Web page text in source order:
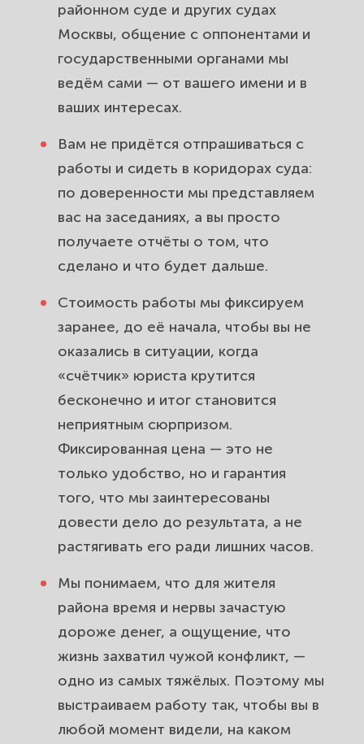
районном суде и других судах
Москвы, общение с оппонентами и
государственными органами мы
ведём сами — от вашего имени и в
ваших интересах.
Вам не придётся отпрашиваться с
работы и сидеть в коридорах суда:
по доверенности мы представляем
вас на заседаниях, а вы просто
получаете отчёты о том, что
сделано и что будет дальше.
Стоимость работы мы фиксируем
заранее, до её начала, чтобы вы не
оказались в ситуации, когда
«счётчик» юриста крутится
бесконечно и итог становится
неприятным сюрпризом.
Фиксированная цена — это не
только удобство, но и гарантия
того, что мы заинтересованы
довести дело до результата, а не
растягивать его ради лишних часов.
Мы понимаем, что для жителя
района время и нервы зачастую
дороже денег, а ощущение, что
жизнь захватил чужой конфликт, —
одно из самых тяжёлых. Поэтому мы
выстраиваем работу так, чтобы вы в
любой момент видели, на каком